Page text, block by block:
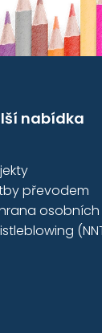
nabídka
převodem
osobních